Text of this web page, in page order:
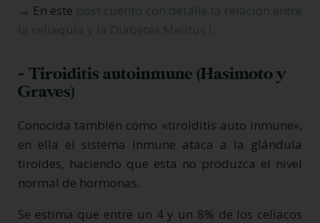
→ En este post cuento con detalle la relación entre
la celiaquía y la Diabetes Melitus I.
- Tiroiditis autoinmune (Hasimoto y
Graves)
Conocida también como «tiroiditis auto inmune»,
en ella el sistema inmune ataca a la glándula
tiroides, haciendo que esta no produzca el nivel
normal de hormonas.
Se estima que entre un 4 y un 8% de los celiacos